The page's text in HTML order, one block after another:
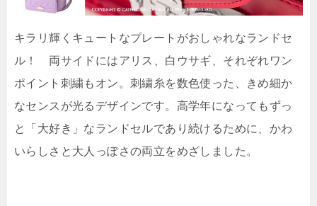
キラリ輝くキュートなプレートがおしゃれなランドセ
ル！ 両サイドにはアリス、白ウサギ、それぞれワン
ポイント刺繍もオン。刺繍糸を数色使った、きめ細か
なセンスが光るデザインです。高学年になってもずっ
と「大好き」なランドセルであり続けるために、かわ
いらしさと大人っぽさの両立をめざしました。